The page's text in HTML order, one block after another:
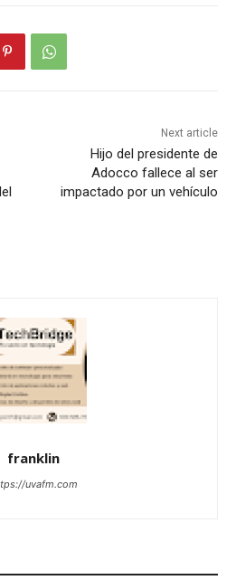
Next article
Hijo del presidente de
Adocco fallece al ser
impactado por un vehículo
franklin
uvafm.com